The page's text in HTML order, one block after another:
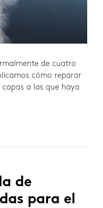
de cuatro
cómo reparar
a las que haya
de
para el